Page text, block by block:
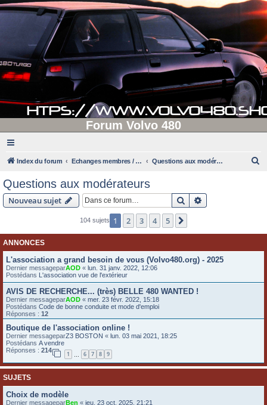
Forum Volvo 480
Index du forum Echanges membres / administrateurs Questions aux modérateurs
Questions aux modérateurs
Nouveau sujet Rechercher
104 sujets 1 2 3 4 5
ANNONCES
L'association a grand besoin de vous (Volvo480.org) - 2025
Dernier messageparAOD « lun. 31 janv. 2022, 12:06
Postédans L'association vue de l'extérieur
AVIS DE RECHERCHE... (très) BELLE 480 WANTED !
Dernier messageparAOD « mer. 23 févr. 2022, 15:18
Postédans Code de bonne conduite et mode d'emploi
Réponses : 12
Boutique de l'association online !
Dernier messageparZ3 BOSTON « lun. 03 mai 2021, 18:25
Postédans A vendre
Réponses : 214
1 … 6 7 8 9
SUJETS
Choix de modèle
Dernier messageparBen « jeu. 23 oct. 2025, 21:21